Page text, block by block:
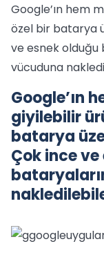
Google’ın hem
özel bir batarya
ve esnek olduğu
vücuduna
Google’ın
giyilebilir
batarya
Çok ince